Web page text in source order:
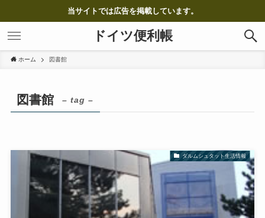
当サイトでは広告を掲載しています。
ドイツ便利帳
ホーム 図書館
図書館 – tag –
ダルムシュタット生活情報